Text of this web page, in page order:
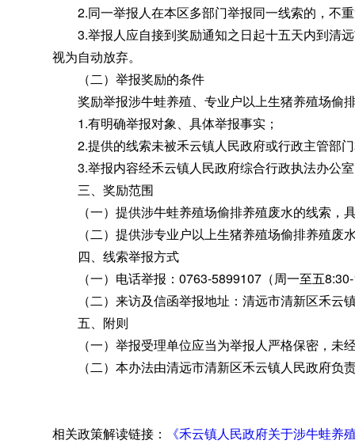
2.同一举报人在本区多部门举报同一线索的 ， 不
3.举报人应自接到奖励通知之日起十五天内到清
视为自动放弃。
（二）举报奖励的条件
奖励举报涉牛蛙养殖、专业户以上生猪养殖场偷
1.有明确举报对象、具体举报事实 ；
2.提供的线索未被禾云镇人民政府或行政主管部
3.举报内容经禾云镇人民政府综合行政执法办公室
三、奖励范围
（一）提供涉牛蛙养殖场偷排养殖废水的线索 ，
（二）提供涉专业户以上生猪养殖场偷排养殖废
四、线索举报方式
（一）电话举报：0763-5899107（周一至五
（二）来访及信函举报地址：清远市清新区禾云
五、附则
（一）举报受理单位应当为举报人严格保密 ， 未
（二）本办法由清远市清新区禾云镇人民政府负
相关政策解读链接： 《禾云镇人民政府关于涉牛蛙